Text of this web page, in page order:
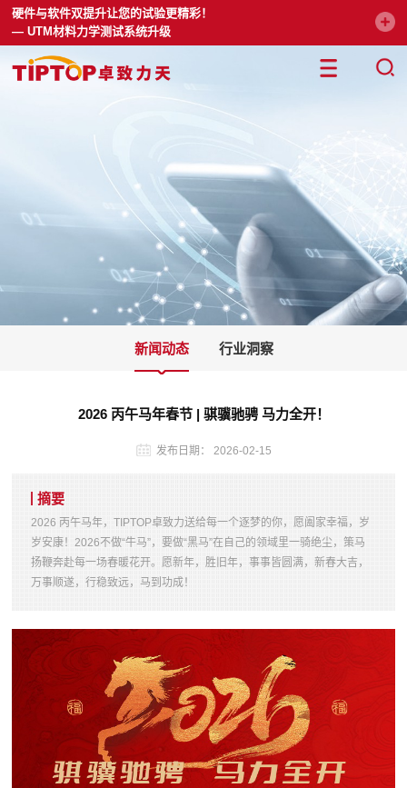
硬件与软件双提升让您的试验更精彩！
— UTM材料力学测试系统升级
新闻动态 行业洞察
2026 丙午马年春节 | 骐骥驰骋 马力全开！
发布日期： 2026-02-15
摘要
2026 丙午马年，TIPTOP卓致力送给每一个逐梦的你，愿阖家幸福，岁
岁安康！2026不做“牛马”，要做“黑马”在自己的领域里一骑绝尘，策马
扬鞭奔赴每一场春暖花开。愿新年，胜旧年，事事皆圆满，新春大吉，
万事顺遂，行稳致远，马到功成！